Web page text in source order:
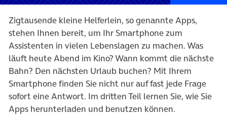
Zigtausende kleine Helferlein, so genannte Apps,
stehen Ihnen bereit, um Ihr Smartphone zum
Assistenten in vielen Lebenslagen zu machen. Was
läuft heute Abend im Kino? Wann kommt die nächste
Bahn? Den nächsten Urlaub buchen? Mit Ihrem
Smartphone finden Sie nicht nur auf fast jede Frage
sofort eine Antwort. Im dritten Teil lernen Sie, wie Sie
Apps herunterladen und benutzen können.